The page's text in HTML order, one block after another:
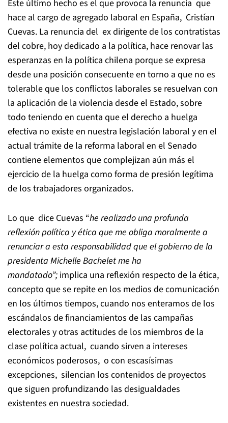
Este último hecho es el que provoca la renuncia que
hace al cargo de agregado laboral en España, Cristían
Cuevas. La renuncia del ex dirigente de los contratistas
del cobre, hoy dedicado a la política, hace renovar las
esperanzas en la política chilena porque se expresa
desde una posición consecuente en torno a que no es
tolerable que los conflictos laborales se resuelvan con
la aplicación de la violencia desde el Estado, sobre
todo teniendo en cuenta que el derecho a huelga
efectiva no existe en nuestra legislación laboral y en el
actual trámite de la reforma laboral en el Senado
contiene elementos que complejizan aún más el
ejercicio de la huelga como forma de presión legítima
de los trabajadores organizados.
Lo que dice Cuevas “he realizado una profunda
reflexión política y ética que me obliga moralmente a
renunciar a esta responsabilidad que el gobierno de la
presidenta Michelle Bachelet me ha
mandatado”; implica una reflexión respecto de la ética,
concepto que se repite en los medios de comunicación
en los últimos tiempos, cuando nos enteramos de los
escándalos de financiamientos de las campañas
electorales y otras actitudes de los miembros de la
clase política actual, cuando sirven a intereses
económicos poderosos, o con escasísimas
excepciones, silencian los contenidos de proyectos
que siguen profundizando las desigualdades
existentes en nuestra sociedad.